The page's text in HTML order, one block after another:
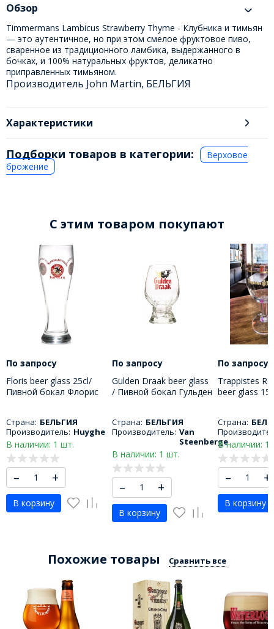
Обзор
Timmermans Lambicus Strawberry Thyme - Клубника и тимьян
— это аутентичное, но при этом смелое фруктовое пиво,
сваренное из традиционного ламбика, выдержанного в
бочках, и 100% натуральных фруктов, деликатно
приправленных тимьяном.
Производитель John Martin, БЕЛЬГИЯ
Характеристики
Подборки товаров в категории:
Верховое
брожение
C этим товаром покупают
По запросу
Floris beer glass 25cl/
Пивной бокал Флорис
Страна: БЕЛЬГИЯ
Производитель: Huyghe
В наличии: 1 шт.
– +
В корзину
По запросу
Gulden Draak beer glass
/ Пивной бокал Гульден
Страна: БЕЛЬГИЯ
Производитель: Van
Steenberge
В наличии: 1 шт.
– +
В корзину
По запросу
Trappistes
beer glass
Страна:
В наличии: 1
– +
В корзину
Похожие товары Сравнить все